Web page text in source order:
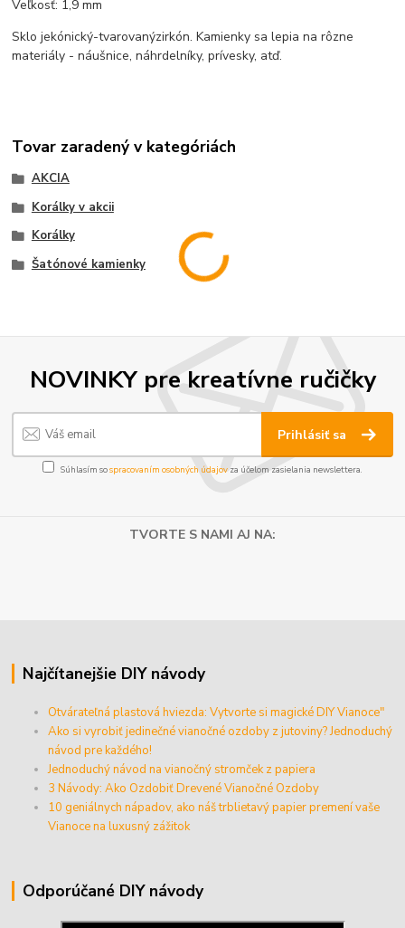
Veľkosť: 1,9 mm
Sklo jekónický-tvarovanýzirkón. Kamienky salepia na rôzne
materiály -náušnice,náhrdelníky,prívesky, atď.
Tovar zaradený v kategóriách
AKCIA
Korálky v akcii
Korálky
Šatónové kamienky
NOVINKY pre kreatívne ručičky
Prihlásiť sa
Súhlasím sospracovaním osobných údajov za účelom zasielania newslettera.
TVORTE S NAMI AJ NA:
Najčítanejšie DIY návody
Otvárateľná plastová hviezda: Vytvorte si magické DIY Vianoce"
Ako si vyrobiť jedinečné vianočné ozdoby z jutoviny? Jednoduchý
návod pre každého!
Jednoduchý návod na vianočný stromček z papiera
3 Návody: Ako Ozdobiť Drevené Vianočné Ozdoby
10 geniálnych nápadov, ako náš trblietavý papier premení vaše
Vianoce na luxusný zážitok
Odporúčané DIY návody